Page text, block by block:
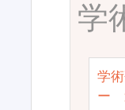
学
学
ー